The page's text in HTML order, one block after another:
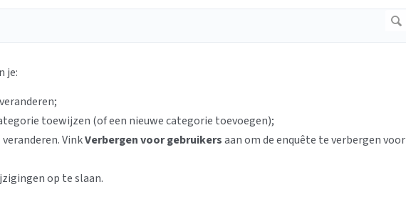
je:
toewijzen (of een nieuwe categorie toevoegen);
VinkVerbergen voor gebruikersaan om de enquête te verbergen voor
op te slaan.